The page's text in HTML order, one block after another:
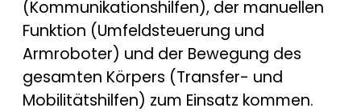
(Kommunikationshilfen), der manuellen
Funktion (Umfeldsteuerung und
Armroboter) und der Bewegung des
gesamten Körpers (Transfer- und
Mobilitätshilfen) zum Einsatz kommen.